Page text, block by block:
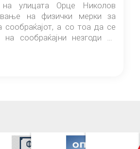
на улицата Орце Николов
на физички мерки за
сообраќајот, а со тоа да се
сообраќајни незгоди на